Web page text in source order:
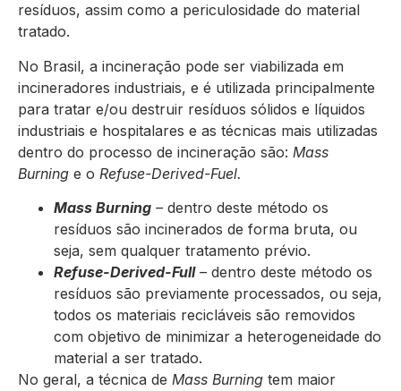
resíduos, assim como a periculosidade do material
tratado.
No Brasil, a incineração pode ser viabilizada em
incineradores industriais, e é utilizada principalmente
para tratar e/ou destruir resíduos sólidos e líquidos
industriais e hospitalares e as técnicas mais utilizadas
dentro do processo de incineração são: Mass
Burning e o Refuse-Derived-Fuel.
Mass Burning – dentro deste método os
resíduos são incinerados de forma bruta, ou
seja, sem qualquer tratamento prévio.
Refuse-Derived-Full– dentro deste método os
resíduos são previamente processados, ou seja,
todos os materiais recicláveis são removidos
com objetivo de minimizar a heterogeneidade do
material a ser tratado.
No geral, a técnica de Mass Burning tem maior